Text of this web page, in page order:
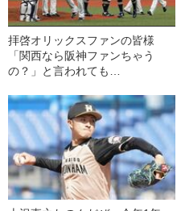
拝啓オリックスファンの皆様
「関西なら阪神ファンちゃう
の？」と言われても…